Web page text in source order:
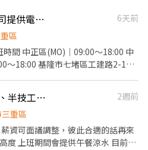
👍 C 知名吳柏毅平台🛵公司提供電動機車、保底+獎金
6天前
區
18:00 中
義區松德路257號 永和區(PC)｜ 中
全勤獎
👍 水電新建工程誠徵技工、半技工、學徒
2週前
重區
資可面議調整，彼此合適的話再來
度 上班期間會提供午餐涼水 目前建